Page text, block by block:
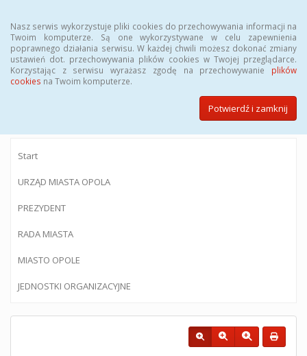
Nasz serwis wykorzystuje pliki cookies do przechowywania informacji na
Twoim komputerze. Są one wykorzystywane w celu zapewnienia
poprawnego działania serwisu. W każdej chwili możesz dokonać zmiany
ustawień dot. przechowywania plików cookies w Twojej przeglądarce.
Korzystając z serwisu wyrażasz zgodę na przechowywanie plików
cookies na Twoim komputerze.
Potwierdź i zamknij
BIULETYN INFORMACJI PUBLICZNEJ
Urzędu Miasta Opola
Start
URZĄD MIASTA OPOLA
PREZYDENT
RADA MIASTA
MIASTO OPOLE
JEDNOSTKI ORGANIZACYJNE